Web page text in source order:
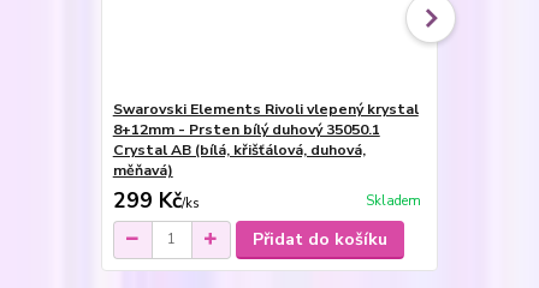
Swarovski Elements Rivoli vlepený krystal
8+12mm - Prsten bílý duhový 35050.1
Crystal AB (bílá, křišťálová, duhová,
měňavá)
299 Kč/ks Skladem
Přidat do košíku